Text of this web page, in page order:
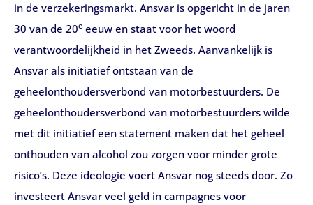
in de verzekeringsmarkt. Ansvar is opgericht in de jaren
30 van de 20e eeuw en staat voor het woord
verantwoordelijkheid in het Zweeds. Aanvankelijk is
Ansvar als initiatief ontstaan van de
geheelonthoudersverbond van motorbestuurders. De
geheelonthoudersverbond van motorbestuurders wilde
met dit initiatief een statement maken dat het geheel
onthouden van alcohol zou zorgen voor minder grote
risico’s. Deze ideologie voert Ansvar nog steeds door. Zo
investeert Ansvar veel geld in campagnes voor